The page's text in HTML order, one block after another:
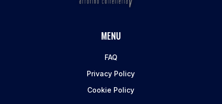
MENU
FAQ
Privacy Policy
Cookie Policy